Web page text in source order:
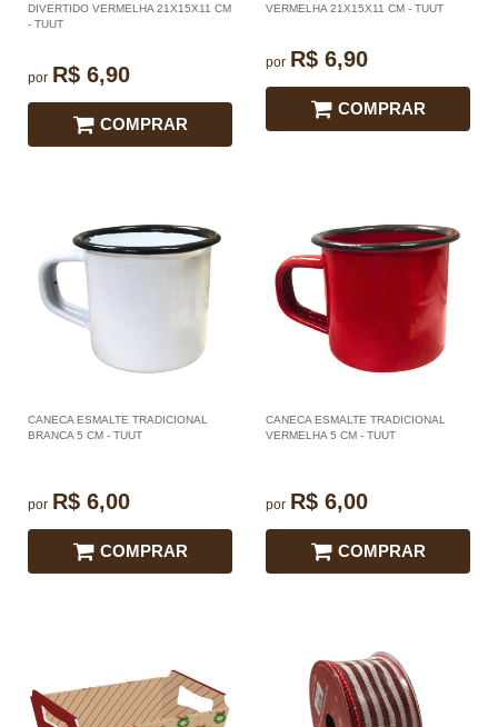
DIVERTIDO VERMELHA 21X15X11 CM
- TUUT
por R$ 6,90
COMPRAR
VERMELHA 21X15X11 CM - TUUT
por R$ 6,90
COMPRAR
CANECA ESMALTE TRADICIONAL
BRANCA 5 CM - TUUT
por R$ 6,00
COMPRAR
CANECA ESMALTE TRADICIONAL
VERMELHA 5 CM - TUUT
por R$ 6,00
COMPRAR